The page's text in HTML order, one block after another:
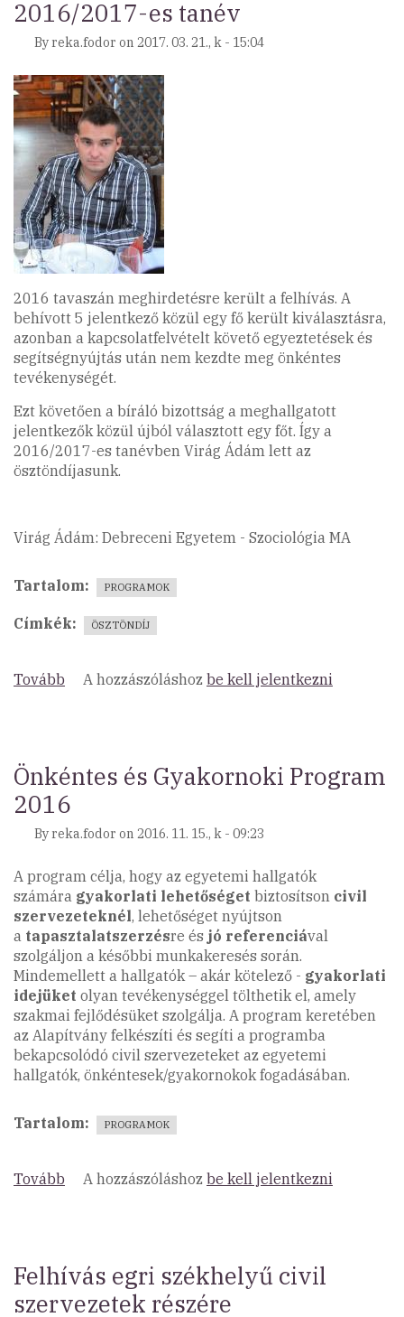
aktivizálása)
2016/2017-es tanév
Byreka.fodor on 2017. 03. 21., k - 15:04
2016 tavaszán meghirdetésre került a felhívás. A
behívott 5 jelentkező közül egy fő került kiválasztásra,
azonban a kapcsolatfelvételt követő egyeztetések és
segítségnyújtás után nem kezdte meg önkéntes
tevékenységét.
Ezt követően a bíráló bizottság a meghallgatott
jelentkezők közül újból választott egy főt. Így a
2016/2017-es tanévben Virág Ádám lett az
ösztöndíjasunk.
Virág Ádám: Debreceni Egyetem - Szociológia MA
Tartalom PROGRAMOK
Címkék ÖSZTÖNDÍJ
Tovább (2016/2017-
A hozzászóláshoz be kell jelentkezni
Önkéntes és Gyakornoki Program
2016
Byreka.fodor on 2016. 11. 15., k - 09:23
A program célja, hogy az egyetemi hallgatók
számára gyakorlati lehetőséget biztosítson civil
szervezeteknél, lehetőséget nyújtson
a tapasztalatszerzésre és jó referenciával
szolgáljon a későbbi munkakeresés során.
Mindemellett a hallgatók – akár kötelező - gyakorlati
idejüket olyan tevékenységgel tölthetik el, amely
szakmai fejlődésüket szolgálja. A program keretében
az Alapítvány felkészíti és segíti a programba
bekapcsolódó civil szervezeteket az egyetemi
hallgatók, önkéntesek/gyakornokok fogadásában.
Tartalom PROGRAMOK
Tovább (Önkéntes
2016)
A hozzászóláshoz be kell jelentkezni
Felhívás egri székhelyű civil
szervezetek részére